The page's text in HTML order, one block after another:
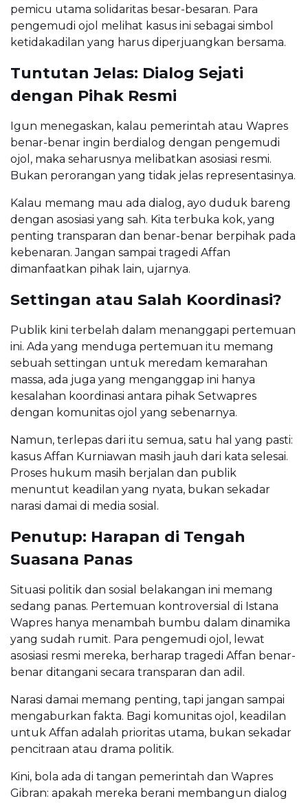
pemicu utama solidaritas besar-besaran. Para
pengemudi ojol melihat kasus ini sebagai simbol
ketidakadilan yang harus diperjuangkan bersama.
Tuntutan Jelas: Dialog Sejati
dengan Pihak Resmi
Igun menegaskan, kalau pemerintah atau Wapres
benar-benar ingin berdialog dengan pengemudi
ojol, maka seharusnya melibatkan asosiasi resmi.
Bukan perorangan yang tidak jelas representasinya.
Kalau memang mau ada dialog, ayo duduk bareng
dengan asosiasi yang sah. Kita terbuka kok, yang
penting transparan dan benar-benar berpihak pada
kebenaran. Jangan sampai tragedi Affan
dimanfaatkan pihak lain, ujarnya.
Settingan atau Salah Koordinasi?
Publik kini terbelah dalam menanggapi pertemuan
ini. Ada yang menduga pertemuan itu memang
sebuah settingan untuk meredam kemarahan
massa, ada juga yang menganggap ini hanya
kesalahan koordinasi antara pihak Setwapres
dengan komunitas ojol yang sebenarnya.
Namun, terlepas dari itu semua, satu hal yang pasti:
kasus Affan Kurniawan masih jauh dari kata selesai.
Proses hukum masih berjalan dan publik
menuntut keadilan yang nyata, bukan sekadar
narasi damai di media sosial.
Penutup: Harapan di Tengah
Suasana Panas
Situasi politik dan sosial belakangan ini memang
sedang panas. Pertemuan kontroversial di Istana
Wapres hanya menambah bumbu dalam dinamika
yang sudah rumit. Para pengemudi ojol, lewat
asosiasi resmi mereka, berharap tragedi Affan benar-
benar ditangani secara transparan dan adil.
Narasi damai memang penting, tapi jangan sampai
mengaburkan fakta. Bagi komunitas ojol, keadilan
untuk Affan adalah prioritas utama, bukan sekadar
pencitraan atau drama politik.
Kini, bola ada di tangan pemerintah dan Wapres
Gibran: apakah mereka berani membangun dialog